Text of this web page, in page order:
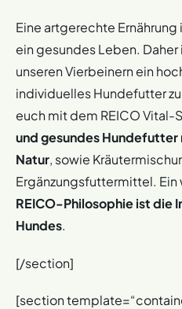
Eine artgerechte
ein gesundes Leben.
unseren Vierbeinern ein
individuelles Hundefutter
euch mit dem REICO Vital-
und gesundes
Natur, sowie
Ergänzungsfuttermittel.
REICO-Philosophie ist die
Hundes.
[/section]
[section